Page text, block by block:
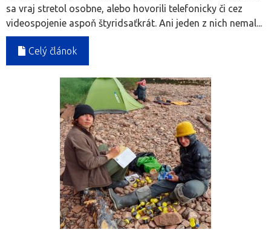
sa vraj stretol osobne, alebo hovorili telefonicky či cez
videospojenie aspoň štyridsaťkrát. Ani jeden z nich nemal...
Celý článok